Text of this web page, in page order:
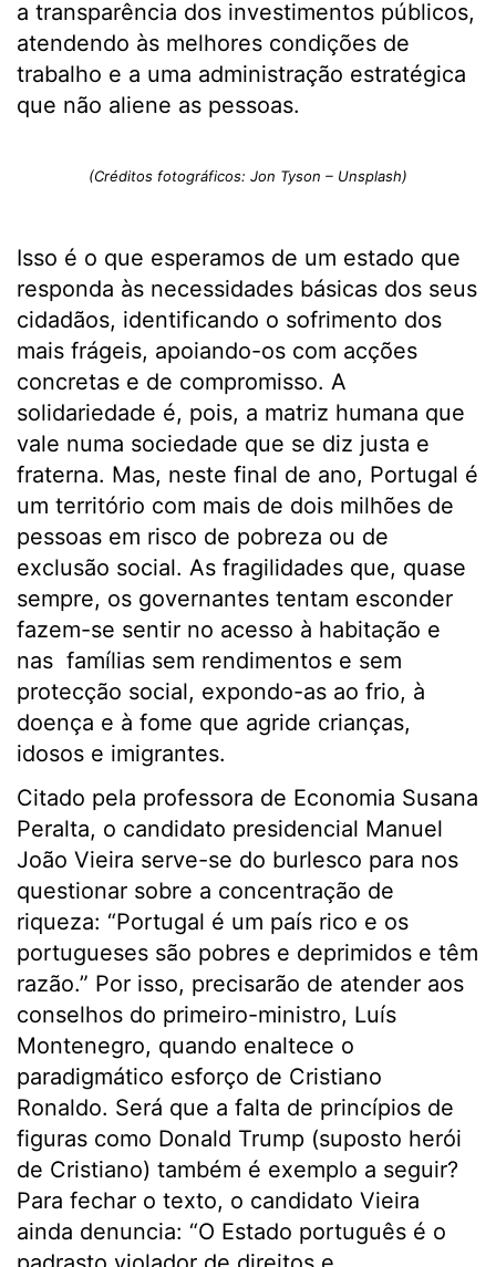
a transparência dos investimentos públicos,
atendendo às melhores condições de
trabalho e a uma administração estratégica
que não aliene as pessoas.
(Créditos fotográficos: Jon Tyson – Unsplash)
Isso é o que esperamos de um estado que
responda às necessidades básicas dos seus
cidadãos, identificando o sofrimento dos
mais frágeis, apoiando-os com acções
concretas e de compromisso. A
solidariedade é, pois, a matriz humana que
vale numa sociedade que se diz justa e
fraterna. Mas, neste final de ano, Portugal é
um território com mais de dois milhões de
pessoas em risco de pobreza ou de
exclusão social. As fragilidades que, quase
sempre, os governantes tentam esconder
fazem-se sentir no acesso à habitação e
nas famílias sem rendimentos e sem
protecção social, expondo-as ao frio, à
doença e à fome que agride crianças,
idosos e imigrantes.
Citado pela professora de Economia Susana
Peralta, o candidato presidencial Manuel
João Vieira serve-se do burlesco para nos
questionar sobre a concentração de
riqueza: “Portugal é um país rico e os
portugueses são pobres e deprimidos e têm
razão.” Por isso, precisarão de atender aos
conselhos do primeiro-ministro, Luís
Montenegro, quando enaltece o
paradigmático esforço de Cristiano
Ronaldo. Será que a falta de princípios de
figuras como Donald Trump (suposto herói
de Cristiano) também é exemplo a seguir?
Para fechar o texto, o candidato Vieira
ainda denuncia: “O Estado português é o